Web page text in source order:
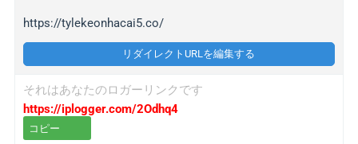
https://tylekeonhacai5.co/
リダイレクトURLを編集する
それはあなたのロガーリンクです
https://iplogger.com/2Odhq4
コピー